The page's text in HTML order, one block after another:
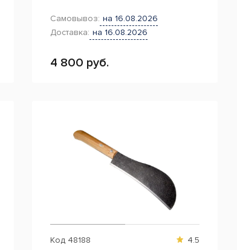
Самовывоз: на 16.08.2026
Доставка: на 16.08.2026
4 800 руб.
Код 48188 4.5